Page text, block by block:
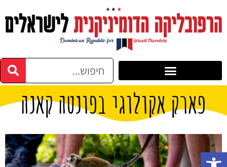
פארק אקולוגי בפונטה קאנה
פתח סרגל נגישות